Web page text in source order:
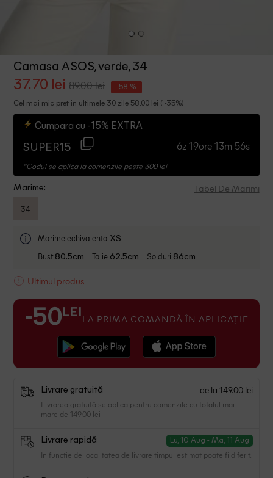
Camasa ASOS, verde, 34
37.70 lei 89.00 lei -58 %
Cel mai mic pret in ultimele 30 zile 58.00 lei ( -35%)
Cumpara cu -15% EXTRA
SUPER15 6z 19ore 13m 55s
*Codul se aplica la comenzile peste 300 lei
Marime: Tabel De Marimi
34
Marime echivalenta XS
Bust 80.5cm Talie 62.5cm Solduri 86cm
Ultimul produs
-50 LEI LA PRIMA COMANDĂ ÎN APLICAȚIE
Livrare gratuită de la 149.00 lei
Livrarea gratuită se aplica pentru comenzile cu totalul mai
mare de 149.00 lei
Livrare rapidă Lu, 10 Aug - Ma, 11 Aug
In functie de localitatea de livrare timpul estimat poate fi diferit.